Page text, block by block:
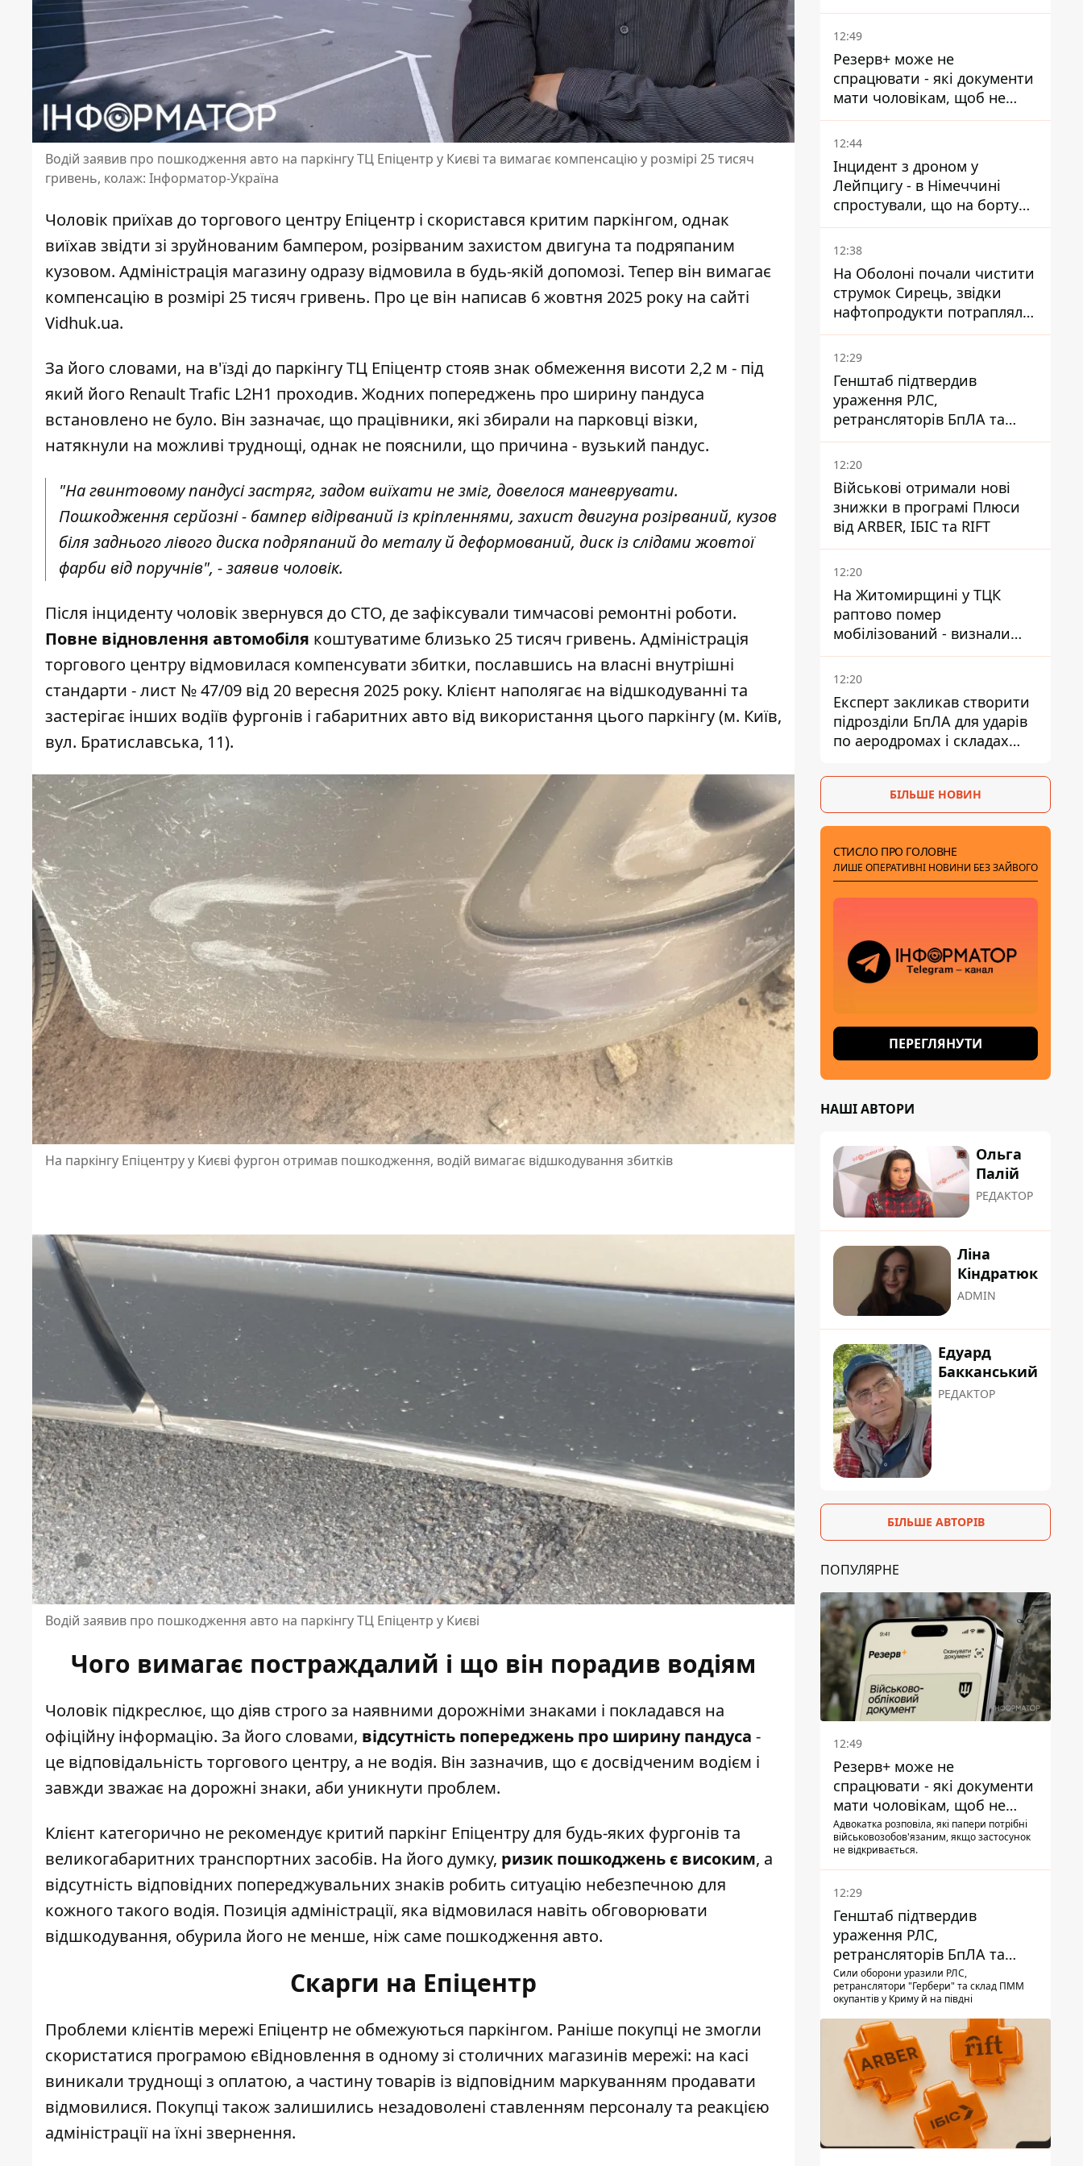
Водій заявив про пошкодження авто на паркінгу ТЦ Епіцентр у Києві та вимагає компенсацію у розмірі 25 тисяч
гривень, колаж: Інформатор-Україна
Чоловік приїхав до торгового центру Епіцентр і скористався критим паркінгом, однак
виїхав звідти зі зруйнованим бампером, розірваним захистом двигуна та подряпаним
кузовом. Адміністрація магазину одразу відмовила в будь-якій допомозі. Тепер він вимагає
компенсацію в розмірі 25 тисяч гривень. Про це він написав 6 жовтня 2025 року на сайті
Vidhuk.ua.
За його словами, на в'їзді до паркінгу ТЦ Епіцентр стояв знак обмеження висоти 2,2 м - під
який його Renault Trafic L2H1 проходив. Жодних попереджень про ширину пандуса
встановлено не було. Він зазначає, що працівники, які збирали на парковці візки,
натякнули на можливі труднощі, однак не пояснили, що причина - вузький пандус.
"На гвинтовому пандусі застряг, задом виїхати не зміг, довелося маневрувати.
Пошкодження серйозні - бампер відірваний із кріпленнями, захист двигуна розірваний, кузов
біля заднього лівого диска подряпаний до металу й деформований, диск із слідами жовтої
фарби від поручнів", - заявив чоловік.
Після інциденту чоловік звернувся до СТО, де зафіксували тимчасові ремонтні роботи.
Повне відновлення автомобіля коштуватиме близько 25 тисяч гривень. Адміністрація
торгового центру відмовилася компенсувати збитки, пославшись на власні внутрішні
стандарти - лист № 47/09 від 20 вересня 2025 року. Клієнт наполягає на відшкодуванні та
застерігає інших водіїв фургонів і габаритних авто від використання цього паркінгу (м. Київ,
вул. Братиславська, 11).
На паркінгу Епіцентру у Києві фургон отримав пошкодження, водій вимагає відшкодування збитків
Водій заявив про пошкодження авто на паркінгу ТЦ Епіцентр у Києві
Чого вимагає постраждалий і що він порадив водіям
Чоловік підкреслює, що діяв строго за наявними дорожніми знаками і покладався на
офіційну інформацію. За його словами, відсутність попереджень про ширину пандуса -
це відповідальність торгового центру, а не водія. Він зазначив, що є досвідченим водієм і
завжди зважає на дорожні знаки, аби уникнути проблем.
Клієнт категорично не рекомендує критий паркінг Епіцентру для будь-яких фургонів та
великогабаритних транспортних засобів. На його думку, ризик пошкоджень є високим, а
відсутність відповідних попереджувальних знаків робить ситуацію небезпечною для
кожного такого водія. Позиція адміністрації, яка відмовилася навіть обговорювати
відшкодування, обурила його не менше, ніж саме пошкодження авто.
Скарги на Епіцентр
Проблеми клієнтів мережі Епіцентр не обмежуються паркінгом. Раніше покупці не змогли
скористатися програмою єВідновлення в одному зі столичних магазинів мережі: на касі
виникали труднощі з оплатою, а частину товарів із відповідним маркуванням продавати
відмовилися. Покупці також залишились незадоволені ставленням персоналу та реакцією
адміністрації на їхні звернення.
смерті у вʼязниці, де його
катували та робили інʼєкції
12:49
Резерв+ може не
спрацювати - які документи
мати чоловікам, щоб не
потрапити до ТЦК
12:44
Інцидент з дроном у
Лейпцигу - в Німеччині
спростували, що на борту
українського літака були
зброя та боєприпаси
12:38
На Оболоні почали чистити
струмок Сирець, звідки
нафтопродукти потрапляли
до озер
12:29
Генштаб підтвердив
ураження РЛС,
ретрансляторів БпЛА та
інших військових об'єктів
РФ у Криму й на півдні
12:20
Військові отримали нові
знижки в програмі Плюси
від ARBER, ІБІС та RIFT
12:20
На Житомирщині у ТЦК
раптово помер
мобілізований - визнали
придатним і одразу ж
зупинилося серце
12:20
Експерт закликав створити
підрозділи БпЛА для ударів
по аеродромах і складах
БІЛЬШЕ НОВИН
СТИСЛО ПРО ГОЛОВНЕ
ЛИШЕ ОПЕРАТИВНІ НОВИНИ БЕЗ ЗАЙВОГО
ПЕРЕГЛЯНУТИ
НАШІ АВТОРИ
Ольга
Палій
РЕДАКТОР
Ліна
Кіндратюк
ADMIN
Едуард
Бакканський
РЕДАКТОР
БІЛЬШЕ АВТОРІВ
ПОПУЛЯРНЕ
12:49
Резерв+ може не
спрацювати - які документи
мати чоловікам, щоб не
потрапити до ТЦК
Адвокатка розповіла, які папери потрібні
військовозобов'язаним, якщо застосунок
не відкривається.
12:29
Генштаб підтвердив
ураження РЛС,
ретрансляторів БпЛА та
інших військових об'єктів
РФ у Криму й на півдні
Сили оборони уразили РЛС,
ретранслятори "Гербери" та склад ПММ
окупантів у Криму й на півдні